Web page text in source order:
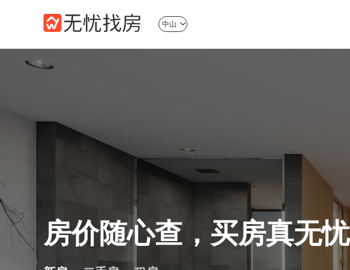
中山
房价随心查，买房真无忧